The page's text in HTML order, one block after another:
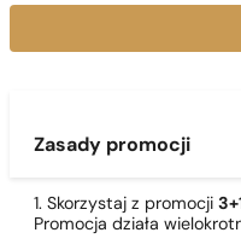
Zasady promocji
1. Skorzystaj z promocji
Promocja działa